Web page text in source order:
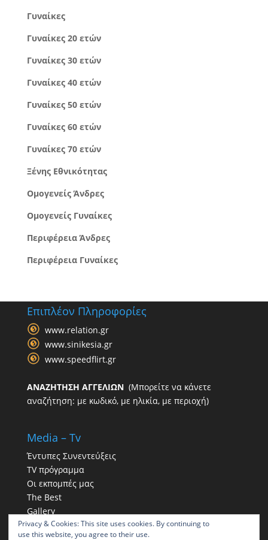
Γυναίκες
Γυναίκες 20 ετών
Γυναίκες 30 ετών
Γυναίκες 40 ετών
Γυναίκες 50 ετών
Γυναίκες 60 ετών
Γυναίκες 70 ετών
Ξένης Εθνικότητας
Ομογενείς Άνδρες
Ομογενείς Γυναίκες
Περιφέρεια Άνδρες
Περιφέρεια Γυναίκες
Επιπλέον Πληροφορίες
www.relation.gr
www.sinikesia.gr
www.speedflirt.gr
ΑΝΑΖΗΤΗΣΗ ΑΓΓΕΛΙΩΝ(Μπορείτε να κάνετε
αναζήτηση: με κωδικό, με ηλικία, με περιοχή)
Media – Tv
Έντυπες Συνεντεύξεις
TV πρόγραμμα
Οι εκπομπές μας
The Best
Gallery
Η παρουσία μας στα social
Privacy & Cookies: This site uses cookies. By continuing to
use this website, you agree to their use.